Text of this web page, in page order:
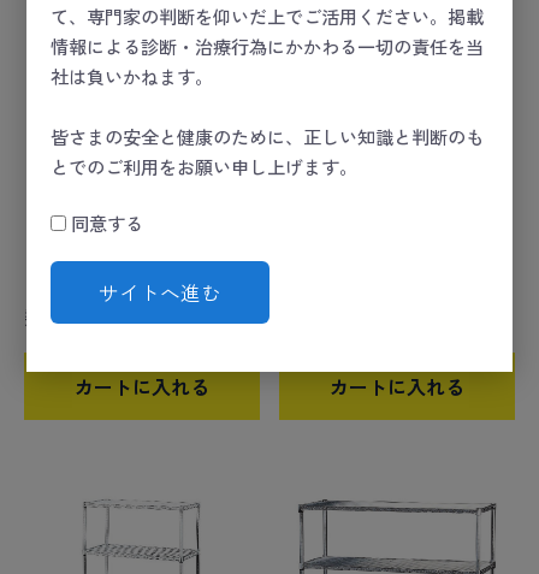
て、専門家の判断を仰いだ上でご活用ください。掲載
情報による診断・治療行為にかかわる一切の責任を当
社は負いかねます。
皆さまの安全と健康のために、正しい知識と判断のも
とでのご利用をお願い申し上げます。
同意する
サイトへ進む
メタルラック MR-9009
数量
カートに入れる カートに入れる